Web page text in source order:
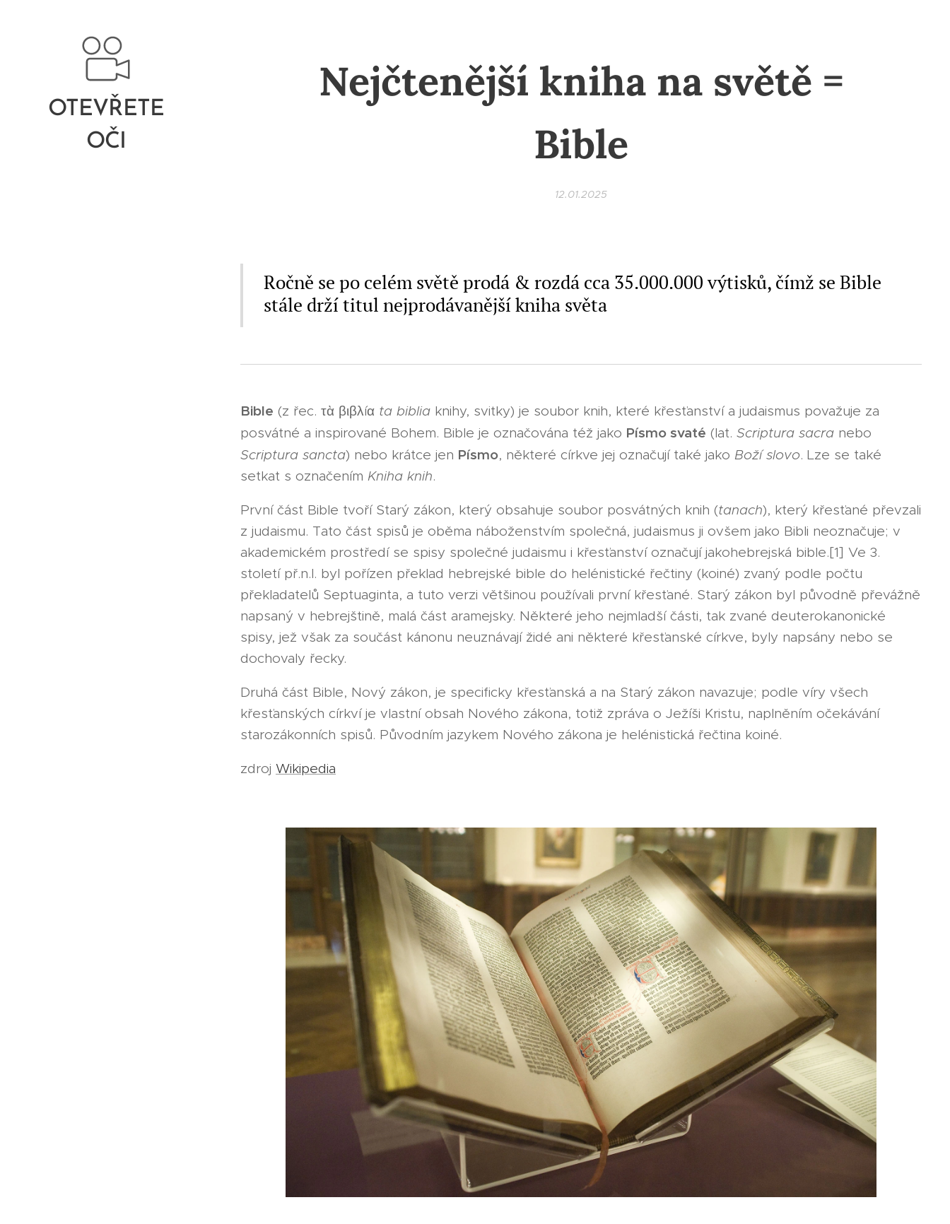
OTEVŘETE
OČI
Nejčtenější kniha na světě =
Bible
12.01.2025
Ročně se po celém světě prodá & rozdá cca 35.000.000 výtisků, čímž se Bible
stále drží titul nejprodávanější kniha světa
Bible (z řec. τὰ βιβλíα ta biblia knihy, svitky) je soubor knih, které křesťanství a judaismus považuje za
posvátné a inspirované Bohem. Bible je označována též jako Písmo svaté (lat. Scriptura sacra nebo
Scriptura sancta) nebo krátce jen Písmo, některé církve jej označují také jako Boží slovo. Lze se také
setkat s označením Kniha knih.
První část Bible tvoří Starý zákon, který obsahuje soubor posvátných knih (tanach), který křesťané převzali
z judaismu. Tato část spisů je oběma náboženstvím společná, judaismus ji ovšem jako Bibli neoznačuje; v
akademickém prostředí se spisy společné judaismu i křesťanství označují jakohebrejská bible.[1] Ve 3.
století př.n.l. byl pořízen překlad hebrejské bible do helénistické řečtiny (koiné) zvaný podle počtu
překladatelů Septuaginta, a tuto verzi většinou používali první křesťané. Starý zákon byl původně převážně
napsaný v hebrejštině, malá část aramejsky. Některé jeho nejmladší části, tak zvané deuterokanonické
spisy, jež však za součást kánonu neuznávají židé ani některé křesťanské církve, byly napsány nebo se
dochovaly řecky.
Druhá část Bible, Nový zákon, je specificky křesťanská a na Starý zákon navazuje; podle víry všech
křesťanských církví je vlastní obsah Nového zákona, totiž zpráva o Ježíši Kristu, naplněním očekávání
starozákonních spisů. Původním jazykem Nového zákona je helénistická řečtina koiné.
zdroj Wikipedia